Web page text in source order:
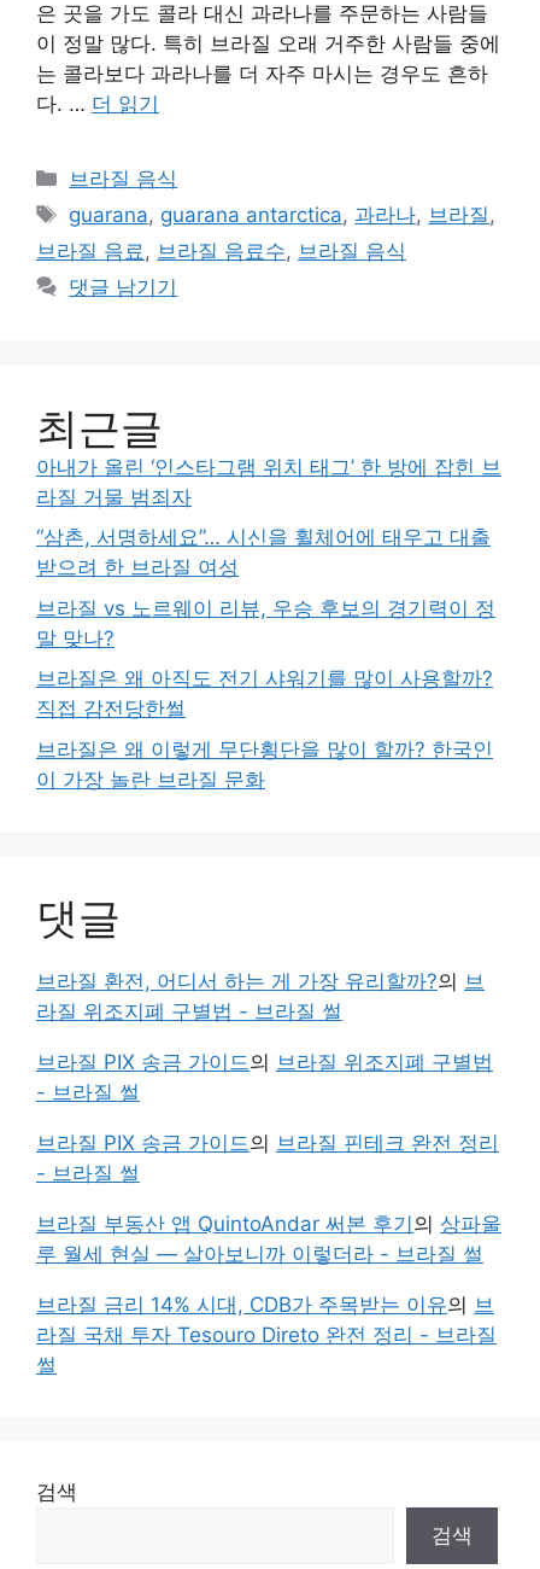
은 곳을 가도 콜라 대신 과라나를 주문하는 사람들
이 정말 많다. 특히 브라질 오래 거주한 사람들 중에
는 콜라보다 과라나를 더 자주 마시는 경우도 흔하
다. … 더 읽기
카
고
리
브라질 음식
태
그
guarana, guarana antarctica, 과라나, 브라질 ,
브라질 음료 , 브라질 음료수, 브라질 음식
댓글 남기기
최근글
아내가 올린 ‘인스타그램 위치 태그’ 한 방에 잡힌 브
라질 거물 범죄자
“삼촌, 서명하세요”… 시신을 휠체어에 태우고 대출
받으려 한 브라질 여성
브라질 vs 노르웨이 리뷰, 우승 후보의 경기력이 정
말 맞나?
브라질은 왜 아직도 전기 샤워기를 많이 사용할까?
직접 감전당한썰
브라질은 왜 이렇게 무단횡단을 많이 할까? 한국인
이 가장 놀란 브라질 문화
댓글
브라질 환전, 어디서 하는 게 가장 유리할까?의 브
라질 위조지폐 구별법 - 브라질 썰
브라질 PIX 송금 가이드의 브라질 위조지폐 구별법
- 브라질 썰
브라질 PIX 송금 가이드의 브라질 핀테크 완전 정리
- 브라질 썰
브라질 부동산 앱 QuintoAndar 써본 후기의 상파울
루 월세 현실 — 살아보니까 이렇더라 - 브라질 썰
브라질 금리 14% 시대, CDB가 주목받는 이유의 브
라질 국채 투자 Tesouro Direto 완전 정리 - 브라질
썰
검색
검색